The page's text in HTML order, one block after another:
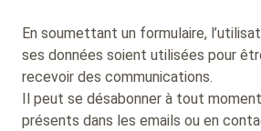
En soumettant un formulaire,
ses données soient utilisées pour
recevoir des communications.
Il peut se désabonner à tout
présents dans les emails ou en